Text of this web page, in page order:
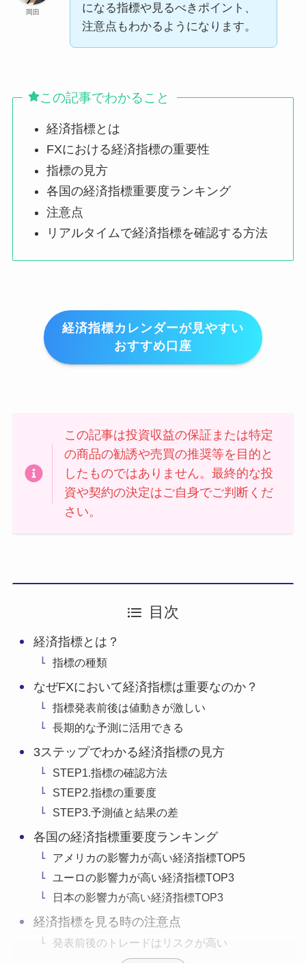
岡田
になる指標や見るべきポイント、
注意点もわかるようになります。
この記事でわかること
経済指標とは
FXにおける経済指標の重要性
指標の見方
各国の経済指標重要度ランキング
注意点
リアルタイムで経済指標を確認する方法
経済指標カレンダーが見やすい
おすすめ口座
この記事は投資収益の保証または特定
の商品の勧誘や売買の推奨等を目的と
したものではありません。最終的な投
資や契約の決定はご自身でご判断くだ
さい。
目次
経済指標とは？
指標の種類
なぜFXにおいて経済指標は重要なのか？
指標発表前後は値動きが激しい
長期的な予測に活用できる
3ステップでわかる経済指標の見方
STEP1.指標の確認方法
STEP2.指標の重要度
STEP3.予測値と結果の差
各国の経済指標重要度ランキング
アメリカの影響力が高い経済指標TOP5
ユーロの影響力が高い経済指標TOP3
日本の影響力が高い経済指標TOP3
経済指標を見る時の注意点
発表前後のトレードはリスクが高い